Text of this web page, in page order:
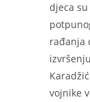
djeca
rađanja
vojnike